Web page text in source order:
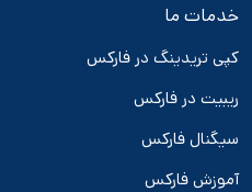
خدمات ما
کپی تریدینگ در فارکس
ریبیت در فارکس
سیگنال فارکس
آموزش فارکس